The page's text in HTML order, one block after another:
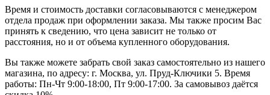
Время и стоимость доставки согласовываются с менеджером
отдела продаж при оформлении заказа. Мы также просим Вас
принять к сведению, что цена зависит не только от
расстояния, но и от объема купленного оборудования.
Вы также можете забрать свой заказ самостоятельно из нашего
магазина, по адресу: г. Москва, ул. Пруд-Ключики 5. Время
работы: Пн-Чт 9:00-18:00, Пт 9:00-17:00. За самовывоз даётся